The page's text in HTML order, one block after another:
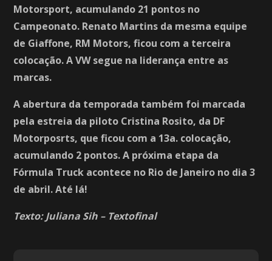
Motorsport, acumulando 21 pontos no
Campeonato. Renato Martins da mesma equipe
de Giaffone, RM Motors, ficou com a terceira
colocação. A VW segue na liderança entre as
marcas.
A abertura da temporada também foi marcada
pela estreia da piloto Cristina Rosito, da DF
Motorposrts, que ficou com a 13a. colocação,
acumulando 2 pontos. A próxima etapa da
Fórmula Truck acontece no Rio de Janeiro no dia 3
de abril. Até lá!
Texto: Juliana Sih – Textofinal